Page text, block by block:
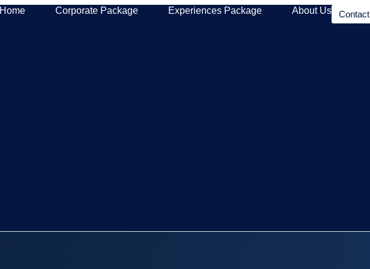
Home Corporate Package Experiences Package About Us